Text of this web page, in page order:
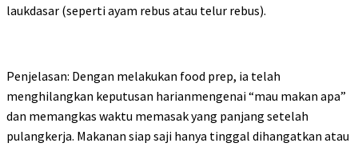
laukdasar (seperti ayam rebus atau telur rebus).
Penjelasan: Dengan melakukan food prep, ia telah
menghilangkan keputusan harianmengenai “mau makan apa”
dan memangkas waktu memasak yang panjang setelah
pulangkerja. Makanan siap saji hanya tinggal dihangatkan atau